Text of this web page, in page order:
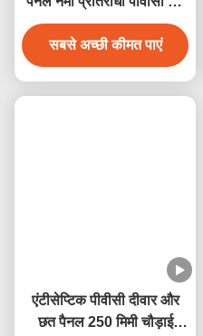
संगमरमर डिजाइन के साथ उच्च
प्रदर्शन आर्द्रता प्रतिरोधी
पीवीसी दीवार पैनल